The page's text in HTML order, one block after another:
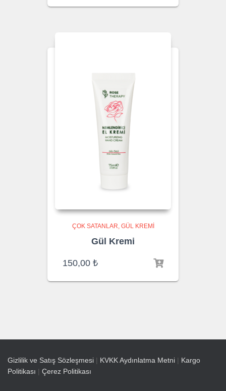
ÇOK SATANLAR GÜL KREMI
Gül Kremi
150,00 ₺
Gizlilik ve Satış Sözleşmesi | KVKK Aydınlatma Metni | Kargo
Politikası | Çerez Politikası